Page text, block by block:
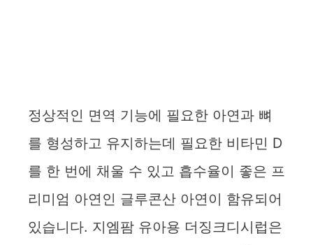
정상적인 면역 기능에 필요한 아연과 뼈
를 형성하고 유지하는데 필요한 비타민 D
를 한 번에 채울 수 있고 흡수율이 좋은 프
리미엄 아연인 글루콘산 아연이 함유되어
있습니다. 지엠팜 유아용 더징크디시럽은